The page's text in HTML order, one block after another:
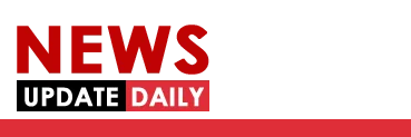
content